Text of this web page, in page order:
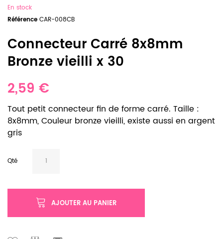
En stock
Référence CAR-008CB
Connecteur Carré 8x8mm
Bronze vieilli x 30
2,59 €
Tout petit connecteur fin de forme carré. Taille :
8x8mm, Couleur bronze vieilli, existe aussi en argent
gris
Qté
AJOUTER AU PANIER